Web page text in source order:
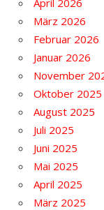
März 2026
Februar 2026
Januar 2026
November
Oktober 2025
August 2025
Juli 2025
Juni 2025
Mai 2025
April 2025
März 2025